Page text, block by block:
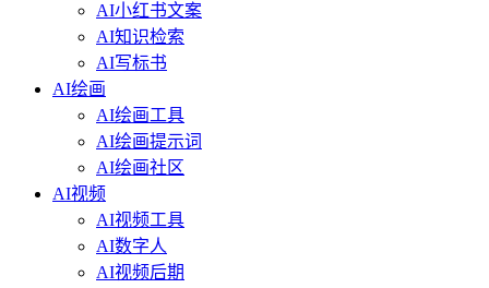
AI小红书文案
AI知识检索
AI写标书
AI绘画
AI绘画工具
AI绘画提示词
AI绘画社区
AI视频
AI视频工具
AI数字人
AI视频后期